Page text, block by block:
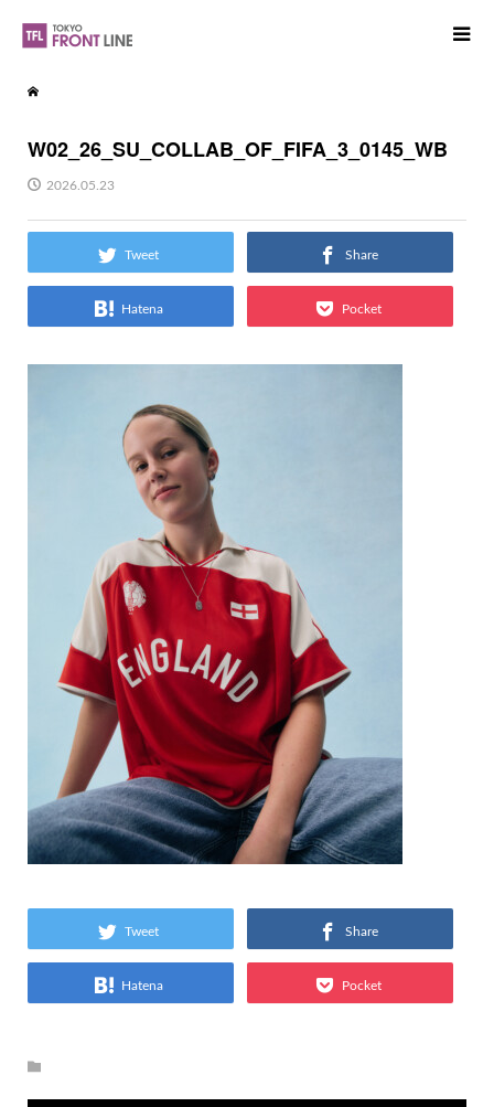
W02_26_SU_COLLAB_OF_FIFA_3_0145_WB
2026.05.23
Tweet Share
Hatena Pocket
Tweet Share
Hatena Pocket